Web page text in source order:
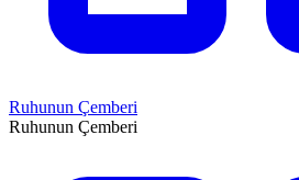
Ruhunun Çemberi
Ruhunun Çemberi